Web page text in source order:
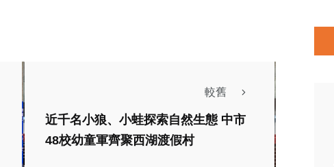
較舊
近千名小狼、小蛙探索自然生態 中市
48校幼童軍齊聚西湖渡假村
生活